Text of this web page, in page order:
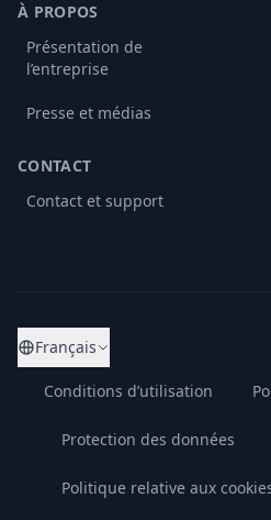
À PROPOS
Présentation de
l’entreprise
Presse et médias
CONTACT
Contact et support
Français
Conditions d’utilisation
Protection des données
Politique relative aux